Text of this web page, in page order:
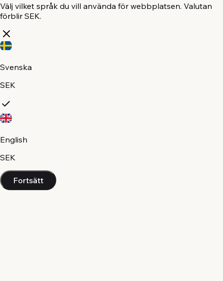
Välj vilket språk du vill använda för webbplatsen. Valutan
förblir SEK.
Svenska
SEK
English
SEK
Fortsätt